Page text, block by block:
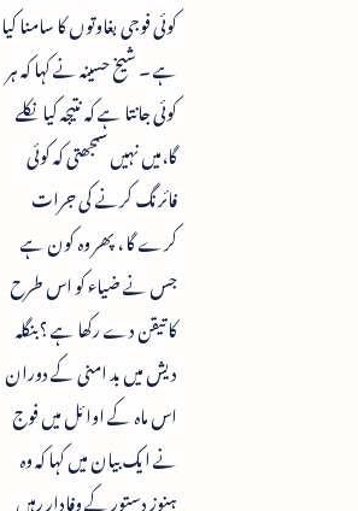
کوئی فوجی بغاوتوں کا سامنا کیا
ہے ۔ شیخ حسینہ نے کہا کہ ہر
کوئی جانتا ہے کہ نتیجہ کیا نکلے
گا،میں نہیں سمجھتی کہ کوئی
فائرنگ کرنے کی جرات
کرے گا ، پھر وہ کون ہے
جس نے ضیاء کو اس طرح
کا تیقن دے رکھا ہے ؟ بنگلہ
دیش میں بد امنی کے دوران
اس ماہ کے اوائل میں فوج
نے ایک بیان میں کہا کہ وہ
ہنوز دستور کے وفادار رہیں